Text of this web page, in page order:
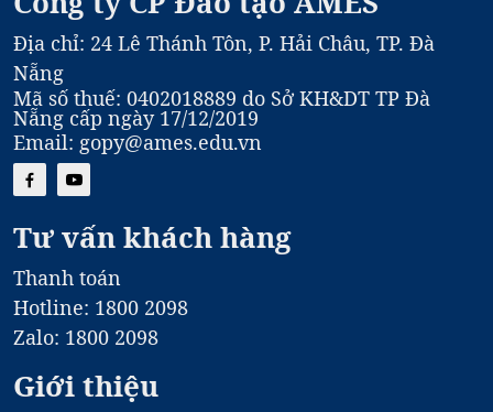
Địa chỉ: 24 Lê Thánh Tôn, P. Hải Châu, TP. Đà
Nẵng
Mã số thuế: 0402018889 do Sở KH&DT TP Đà
Nẵng cấp ngày 17/12/2019
Email: gopy@ames.edu.vn
Tư vấn khách hàng
Thanh toán
Hotline: 1800 2098
Zalo: 1800 2098
Giới thiệu